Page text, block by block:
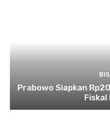
Prabowo Siapkan
Fiskal